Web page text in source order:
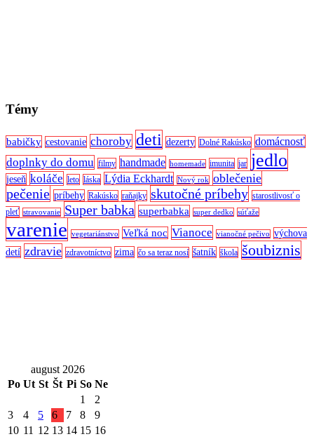
Témy
babičky cestovanie choroby deti dezerty Dolné Rakúsko domácnosť
doplnky do domu filmy handmade homemade imunita jar jedlo
jeseň koláče leto láska Lýdia Eckhardt Nový rok oblečenie
pečenie príbehy Rakúsko raňajky skutočné príbehy starostlivosť o
pleť stravovanie Super babka superbabka super dedko súťaže
varenie vegetariánstvo Veľká noc Vianoce vianočné pečivo
výchova
detí zdravie zdravotníctvo zima čo sa teraz nosí šatník škola šoubiznis
august 2026
Po Ut St Št Pi So Ne
1
2
3
4 5 6 7 8
9
10 11 12 13 14 15 16